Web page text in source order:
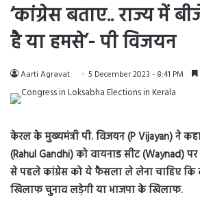
‘कांग्रेस बताए.. राज्य में
है या हमसे’- पी विजयन
Aarti Agravat 5 December 2023 - 8:41 PM
केरल के मुख्यमंत्री पी. विजयन (P Vijayan) ने
(Rahul Gandhi) को वायनाड सीट (Waynad)
से पहले कांग्रेस को ये फैसला ले लेना चाहिए
खिलाफ चुनाव लड़ेगी या भाजपा के खिलाफ.